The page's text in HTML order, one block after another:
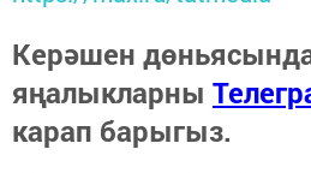
Керәшен
яңалыкларны
карап барыгыз.